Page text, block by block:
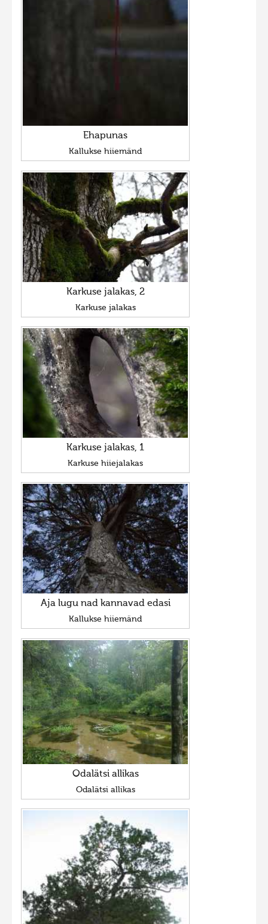
Ehapunas
Kallukse hiiemänd
Karkuse jalakas, 2
Karkuse jalakas
Karkuse jalakas, 1
Karkuse hiiejalakas
Aja lugu nad kannavad edasi
Kallukse hiiemänd
Odalätsi allikas
Odalätsi allikas